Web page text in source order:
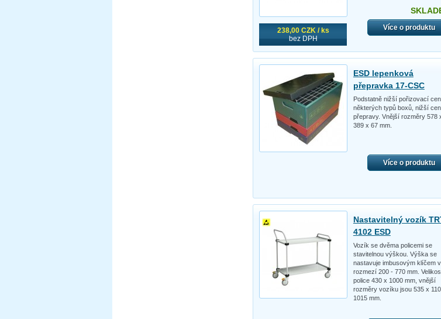
238,00 CZK / ks
bez DPH
Více o produktu
ESD lepenková
přepravka 17-CSC
Podstatně nižší pořizovací
některých typů boxů, nižší
přepravy. Vnější rozměry 578
389 x 67 mm.
Více o produktu
Nastavitelný vozík
4102 ESD
Vozík se dvěma policemi se
stavitelnou výškou. Výška se
nastavuje imbusovým klíčem v
rozmezí 200 - 770 mm.
police 430 x 1000 mm, vnější
rozměry vozíku jsou 535 x
1015 mm.